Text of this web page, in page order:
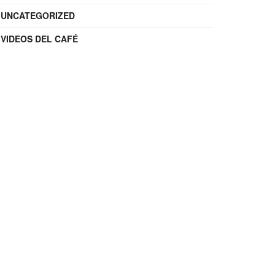
UNCATEGORIZED
VIDEOS DEL CAFÉ